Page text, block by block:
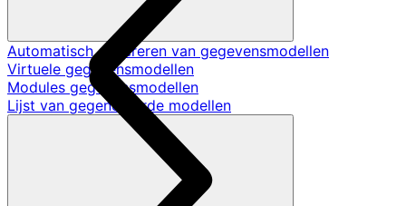
Automatisch genereren van gegevensmodellen
Virtuele gegevensmodellen
Modules gegevensmodellen
Lijst van gegenereerde modellen